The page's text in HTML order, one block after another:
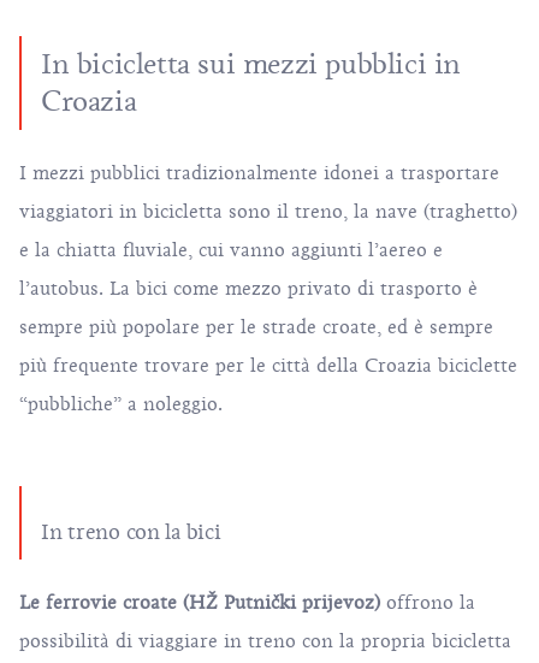
In bicicletta sui mezzi pubblici in
Croazia
I mezzi pubblici tradizionalmente idonei a trasportare
viaggiatori in bicicletta sono il treno, la nave (traghetto)
e la chiatta fluviale, cui vanno aggiunti l’aereo e
l’autobus. La bici come mezzo privato di trasporto è
sempre più popolare per le strade croate, ed è sempre
più frequente trovare per le città della Croazia biciclette
“pubbliche” a noleggio.
In treno con la bici
Le ferrovie croate (HŽ Putnički prijevoz) offrono la
possibilità di viaggiare in treno con la propria bicicletta